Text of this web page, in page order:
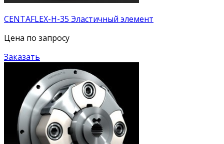
CENTAFLEX-H-35 Эластичный элемент
Цена по запросу
Заказать